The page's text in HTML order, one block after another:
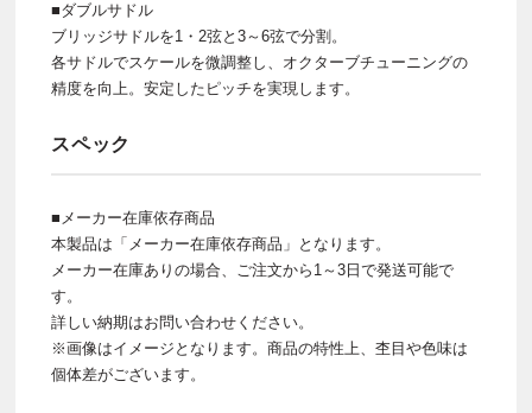
■ダブルサドル
ブリッジサドルを1・2弦と3～6弦で分割。
各サドルでスケールを微調整し、オクターブチューニングの
精度を向上。安定したピッチを実現します。
スペック
■メーカー在庫依存商品
本製品は「メーカー在庫依存商品」となります。
メーカー在庫ありの場合、ご注文から1～3日で発送可能で
す。
詳しい納期はお問い合わせください。
※画像はイメージとなります。商品の特性上、杢目や色味は
個体差がございます。